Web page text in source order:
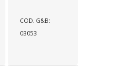
COD. G&B:
03053